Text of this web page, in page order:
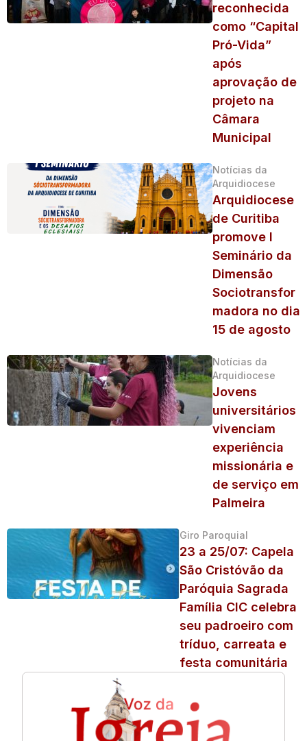
reconhecida
como “Capital
Pró-Vida”
após
aprovação de
projeto na
Câmara
Municipal
Notícias da
Arquidiocese
Arquidiocese
de Curitiba
promove I
Seminário da
Dimensão
Sociotransfor
madora no dia
15 de agosto
Notícias da
Arquidiocese
Jovens
universitários
vivenciam
experiência
missionária e
de serviço em
Palmeira
Giro Paroquial
23 a 25/07: Capela
São Cristóvão da
Paróquia Sagrada
Família CIC celebra
seu padroeiro com
tríduo, carreata e
festa comunitária